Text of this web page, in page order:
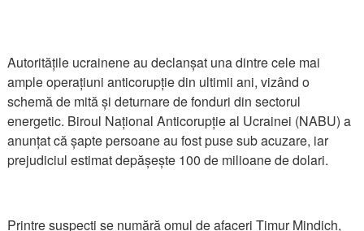
Autoritățile ucrainene au declanșat una dintre cele mai
ample operațiuni anticorupție din ultimii ani, vizând o
schemă de mită și deturnare de fonduri din sectorul
energetic. Biroul Național Anticorupție al Ucrainei (NABU) a
anunțat că șapte persoane au fost puse sub acuzare, iar
prejudiciul estimat depășește 100 de milioane de dolari.
Printre suspecți se numără omul de afaceri Timur Mindich,